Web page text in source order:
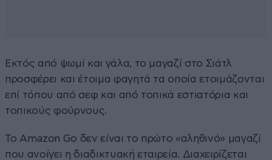
Εκτός από ψωμί και γάλα, το μαγαζί στο Σιάτλ
προσφέρει και έτοιμα φαγητά τα οποία ετοιμάζονται
επί τόπου από σεφ και από τοπικά εστιατόρια και
τοπικούς φούρνους.
Το Amazon Go δεν είναι το πρώτο «αληθινό» μαγαζί
που ανοίγει η διαδικτυακή εταιρεία. Διαχειρίζεται